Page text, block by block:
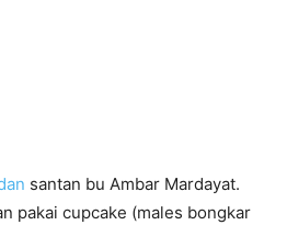
santan bu Ambar Mardayat.
pakai cupcake (males bongkar